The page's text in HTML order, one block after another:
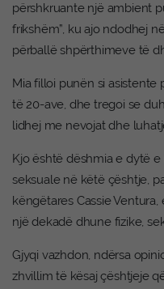
përshkruante një ambient
frikshëm”, ku ajo ndodhej
përballë shpërthimeve të
Mia filloi punën si
të 20-ave, dhe tregoi se
lidhej me nevojat dhe
Kjo është dëshmia e dytë
seksuale në këtë çështje,
këngëtares Cassie
një dekadë dhune fizike,
Gjyqi vazhdon, ndërsa
zhvillim të kësaj çështjeje